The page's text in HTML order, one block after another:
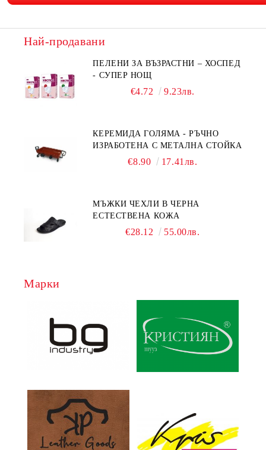
Най-продавани
ПЕЛЕНИ ЗА ВЪЗРАСТНИ – ХОСПЕД
- СУПЕР НОЩ
€4.72 9.23лв.
КЕРЕМИДА ГОЛЯМА - РЪЧНО
ИЗРАБОТЕНА С МЕТАЛНА СТОЙКА
€8.90 17.41лв.
МЪЖКИ ЧЕХЛИ В ЧЕРНА
ЕСТЕСТВЕНА КОЖА
€28.12 55.00лв.
Марки